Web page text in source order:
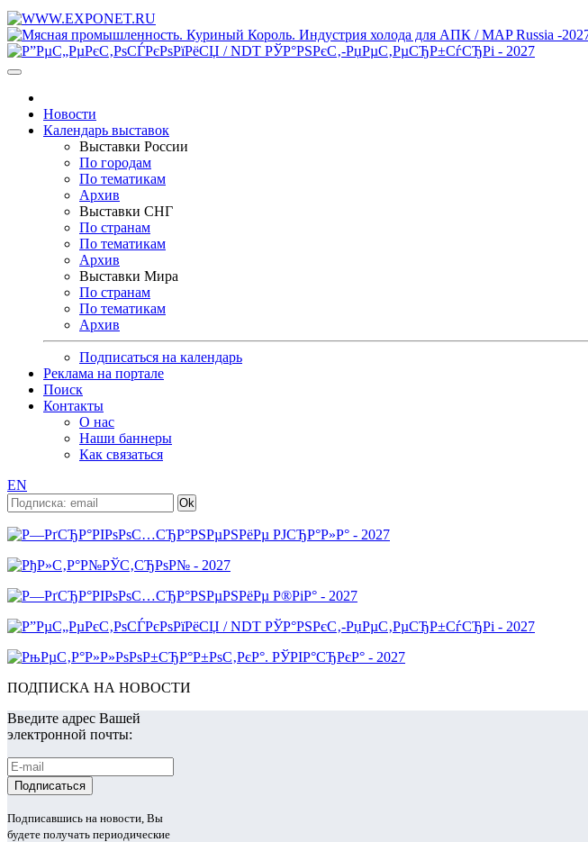
Новости
Календарь выставок
Выставки России
По городам
По тематикам
Архив
Выставки СНГ
По странам
По тематикам
Архив
Выставки Мира
По странам
По тематикам
Архив
Подписаться на календарь
Реклама на портале
Поиск
Контакты
О нас
Наши баннеры
Как связаться
EN
ПОДПИСКА НА НОВОСТИ
Введите адрес Вашей
электронной почты:
Подписавшись на новости, Вы
будете получать периодические